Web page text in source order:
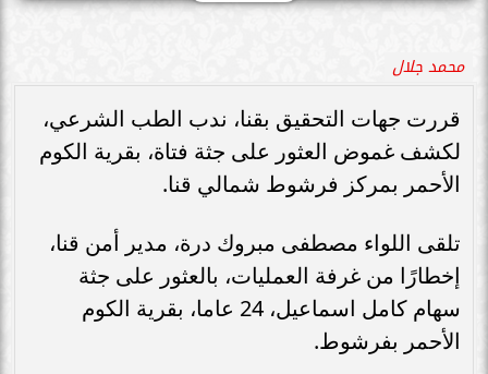
محمد جلال
قررت جهات التحقيق بقنا، ندب الطب الشرعي،
لكشف غموض العثور على جثة فتاة، بقرية الكوم
الأحمر بمركز فرشوط شمالي قنا.
تلقى اللواء مصطفى مبروك درة، مدير أمن قنا،
إخطارًا من غرفة العمليات، بالعثور على جثة
سهام كامل اسماعيل، 24 عاما، بقرية الكوم
الأحمر بفرشوط.